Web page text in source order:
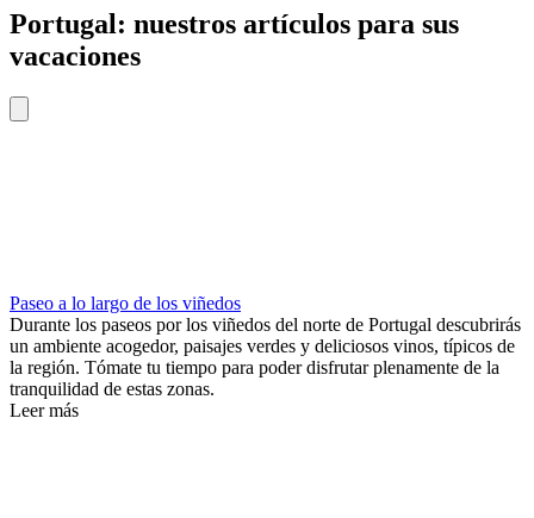
Portugal: nuestros artículos para sus
vacaciones
Paseo a lo largo de los viñedos
Durante los paseos por los viñedos del norte de Portugal descubrirás
un ambiente acogedor, paisajes verdes y deliciosos vinos, típicos de
la región. Tómate tu tiempo para poder disfrutar plenamente de la
tranquilidad de estas zonas.
Leer más